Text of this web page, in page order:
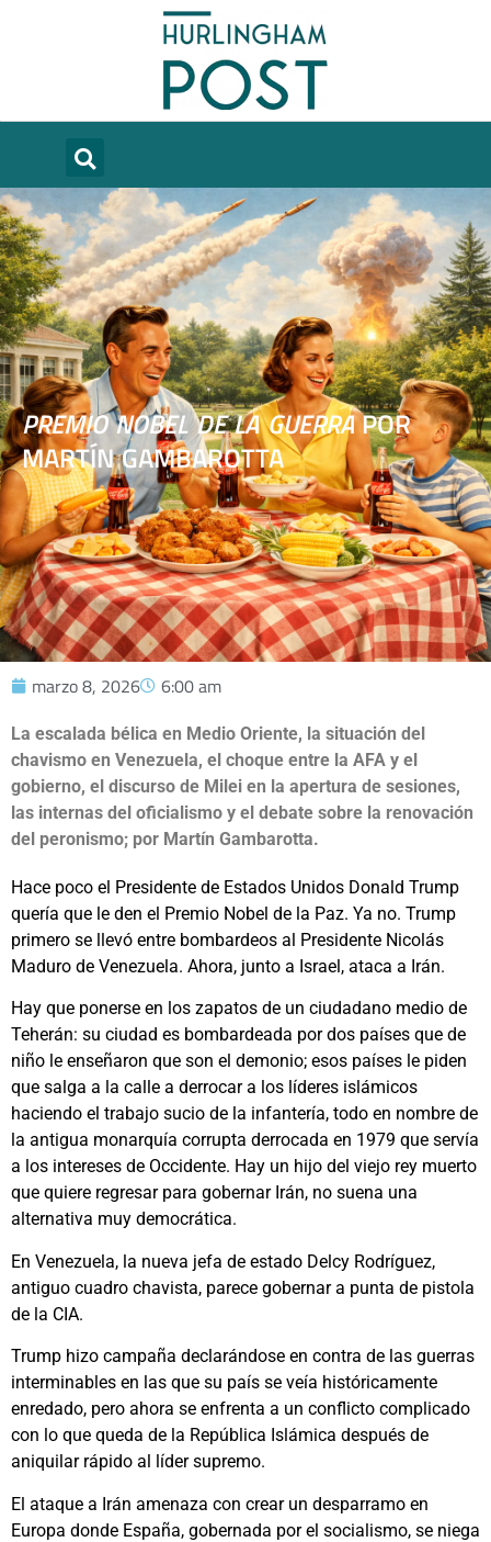
PREMIO NOBEL DE LA GUERRAPOR
MARTÍN GAMBAROTTA
marzo 8, 2026 6:00 am
La escalada bélica en Medio Oriente, la situación del
chavismo en Venezuela, el choque entre la AFA y el
gobierno, el discurso de Milei en la apertura de sesiones,
las internas del oficialismo y el debate sobre la renovación
del peronismo; por Martín Gambarotta.
Hace poco el Presidente de Estados Unidos Donald Trump
quería que le den el Premio Nobel de la Paz. Ya no. Trump
primero se llevó entre bombardeos al Presidente Nicolás
Maduro de Venezuela. Ahora, junto a Israel, ataca a Irán.
Hay que ponerse en los zapatos de un ciudadano medio de
Teherán: su ciudad es bombardeada por dos países que de
niño le enseñaron que son el demonio; esos países le piden
que salga a la calle a derrocar a los líderes islámicos
haciendo el trabajo sucio de la infantería, todo en nombre de
la antigua monarquía corrupta derrocada en 1979 que servía
a los intereses de Occidente. Hay un hijo del viejo rey muerto
que quiere regresar para gobernar Irán, no suena una
alternativa muy democrática.
En Venezuela, la nueva jefa de estado Delcy Rodríguez,
antiguo cuadro chavista, parece gobernar a punta de pistola
de la CIA.
Trump hizo campaña declarándose en contra de las guerras
interminables en las que su país se veía históricamente
enredado, pero ahora se enfrenta a un conflicto complicado
con lo que queda de la República Islámica después de
aniquilar rápido al líder supremo.
El ataque a Irán amenaza con crear un desparramo en
Europa donde España, gobernada por el socialismo, se niega